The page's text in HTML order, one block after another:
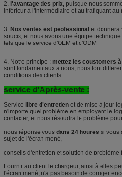
2. l'avantage des prix, puisque nous
inférieur à l'intermédiaire et au trafiquant au
3. Nos ventes est peofessional et donnera
soucis, et nous avons une équipe
tels que le service d'OEM et d'ODM
4. Notre principe : mettez les coustomers à
sont fondamentaux à nous, nous font
conditions des clients
service d'Après-vente :
Service libre d'entretien et de mise à jour
n'importe quel problème en employant le
contacter, et nous résoudra le problème
nous réponse vous dans 24 houres si vous
sujet de l'écran mené,
conseils d'entretien et solution de problème
Fournir au client le chargeur, ainsi à elles
l'écran mené, n'a pas besoin de corriger